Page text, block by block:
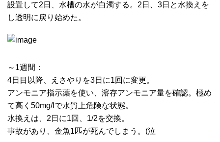
設置して2日、水槽の水が白濁する。2日、3日と水換えを
し透明に戻り始めた。
～1週間：
4日目以降、えさやりを3日に1回に変更。
アンモニア指示薬を使い、溶存アンモニア量を確認。極め
て高く50mg/lで水質上危険な状態。
水換えは、2日に1回、1/2を交換。
事故があり、金魚1匹が死んでしまう。(泣